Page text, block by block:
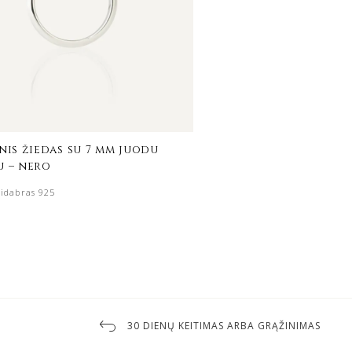
žiedas su 7 mm juodu
– nero
925
30 DIENŲ KEITIMAS ARBA GRĄŽINIMAS